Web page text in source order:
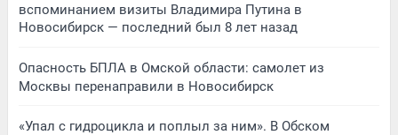
вспоминанием визиты Владимира Путина в
Новосибирск — последний был 8 лет назад
Опасность БПЛА в Омской области: самолет из
Москвы перенаправили в Новосибирск
«Упал с гидроцикла и поплыл за ним». В Обском